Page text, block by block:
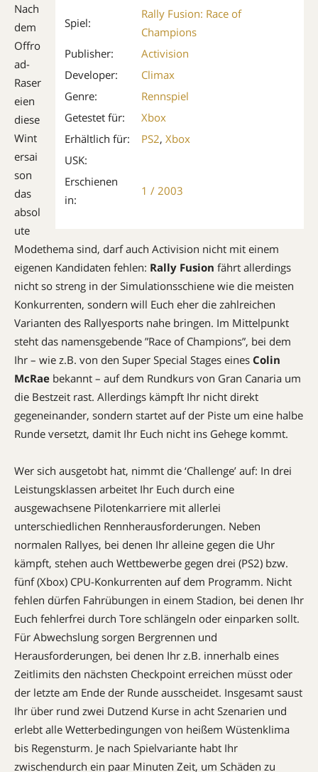
Spiel:
Rally Fusion: Race of
Champions
Publisher:
Activision
Developer:
Climax
Genre:
Rennspiel
Getestet für:
Xbox
Erhältlich für:
PS2, Xbox
USK:
Erschienen
in:
1 / 2003
Nach
dem
Offro
ad-
Raser
eien
diese
Wint
ersai
son
das
absol
ute
Modethema sind, darf auch Acti­vision nicht mit einem
eigenen Kandidaten fehlen: Rally Fusion fährt allerdings
nicht so streng in der Simulationsschiene wie die meisten
Konkurrenten, sondern will Euch eher die zahlreichen
Varianten des Rallye­sports nahe bringen. Im Mittelpunkt
steht das namensgebende ”Race of Champions”, bei dem
Ihr – wie z.B. von den Super Special Stages eines Colin
McRae bekannt – auf dem Rundkurs von Gran Canaria um
die Bestzeit rast. Allerdings kämpft Ihr nicht direkt
gegeneinander, sondern startet auf der Piste um eine halbe
Runde versetzt, damit Ihr Euch nicht ins Gehege kommt.
Wer sich ausgetobt hat, nimmt die ‘Challenge’ auf: In drei
Leistungsklassen arbeitet Ihr Euch durch eine
ausgewachsene Pilotenkarriere mit allerlei
unterschiedlichen Rennherausforderungen. Neben
normalen Rallyes, bei denen Ihr alleine gegen die Uhr
kämpft, stehen auch Wettbewerbe gegen drei (PS2) bzw.
fünf (Xbox) CPU-Konkurrenten auf dem Programm. Nicht
fehlen dürfen Fahr­übungen in einem Stadion, bei denen Ihr
Euch fehlerfrei durch Tore schlängeln oder einparken sollt.
Für Abwechslung sorgen Bergrennen und
Herausforderungen, bei denen Ihr z.B. innerhalb eines
Zeitlimits den nächsten Checkpoint erreichen müsst oder
der letzte am Ende der Runde ausscheidet. Insgesamt saust
Ihr über rund zwei Dutzend Kurse in acht Szenarien und
erlebt alle Wetterbedingungen von heißem Wüstenklima
bis Regensturm. Je nach Spielvariante habt Ihr
zwischendurch ein paar Minuten Zeit, um Schäden zu